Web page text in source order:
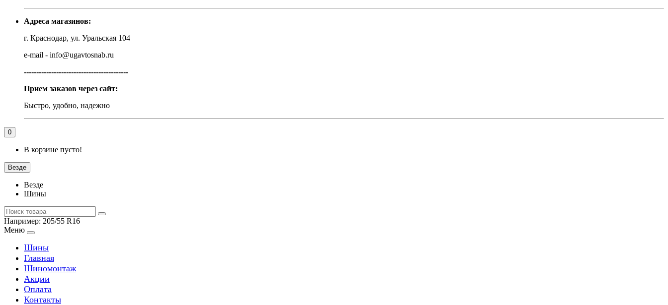
Адреса магазинов:
г. Краснодар, ул. Уральская 104
e-mail - info@ugavtosnab.ru
------------------------------------------
Прием заказов через сайт:
Быстро, удобно, надежно
0
В корзине пусто!
Везде
Везде
Шины
Например: 205/55 R16
Меню
Шины
Главная
Шиномонтаж
Акции
Оплата
Контакты